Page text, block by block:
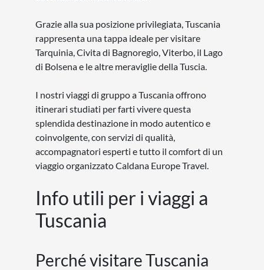
Francia
Germania
Gran Bretagna
Irlanda
Islanda
Lettonia
Lituania
Lussemburgo
Norvegia
Olanda
Polonia
Repubblica Ceca